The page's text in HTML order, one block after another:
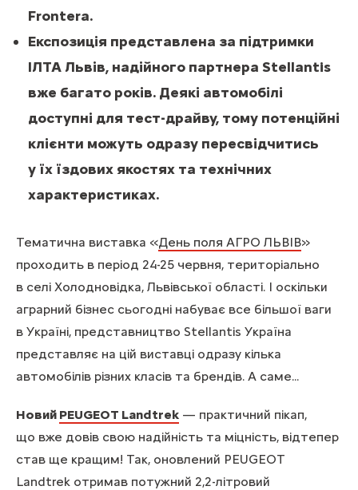
Frontera.
Експозиція представлена за підтримки
ІЛТА Львів, надійного партнера Stellantis
вже багато років. Деякі автомобілі
доступні для тест-драйву, тому потенційні
клієнти можуть одразу пересвідчитись
у їх їздових якостях та технічних
характеристиках.
Тематична виставка «День поля АГРО ЛЬВІВ»
проходить в період 24-25 червня, територіально
в селі Холодновідка, Львівської області. І оскільки
аграрний бізнес сьогодні набуває все більшої ваги
в Україні, представництво Stellantis Україна
представляє на цій виставці одразу кілька
автомобілів різних класів та брендів. А саме...
Новий PEUGEOT Landtrek — практичний пікап,
що вже довів свою надійність та міцність, відтепер
став ще кращим! Так, оновлений PEUGEOT
Landtrek отримав потужний 2,2-літровий